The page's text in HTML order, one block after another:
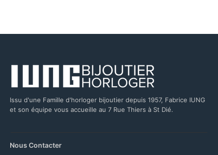
Issu d'une Famille d'horloger bijoutier depuis 1957, Fabrice IUNG
et son équipe vous accueille au 7 Rue Thiers à St Dié.
Nous Contacter